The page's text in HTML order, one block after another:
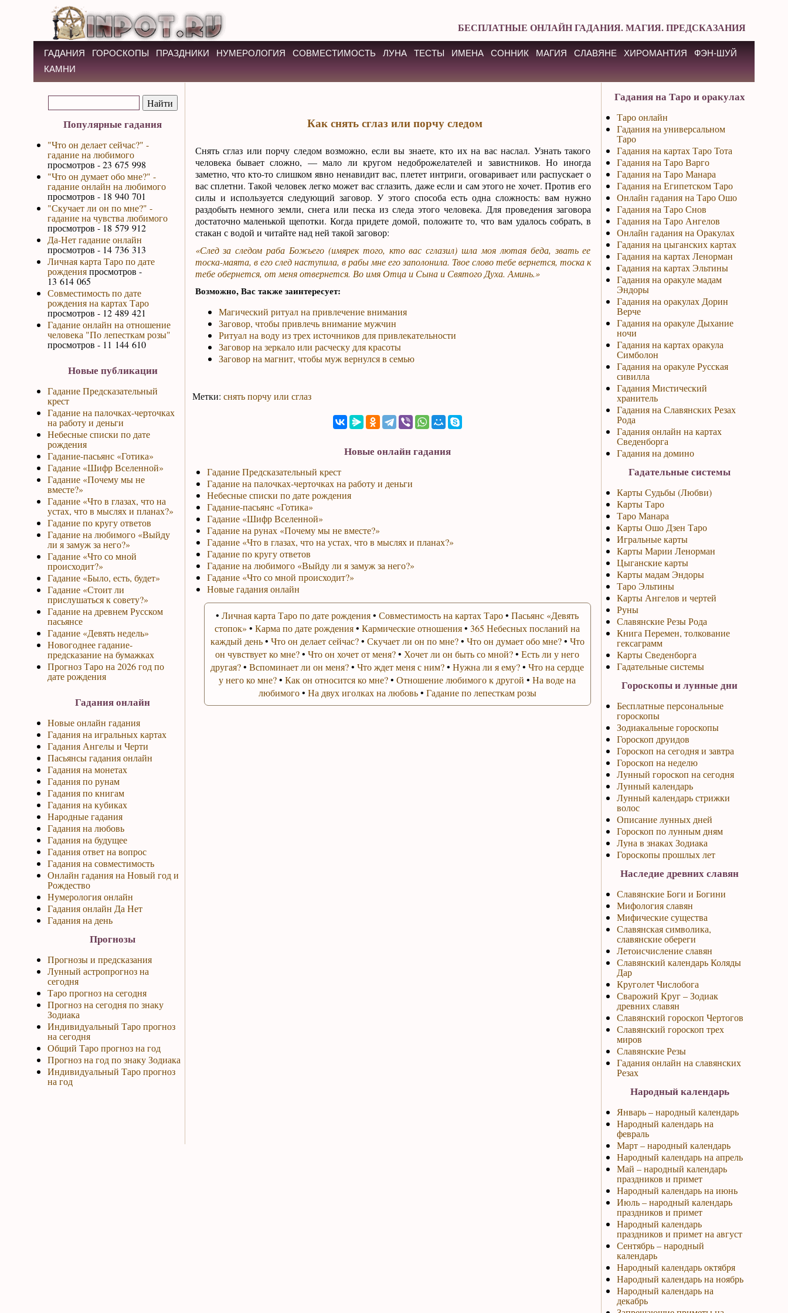
БЕСПЛАТНЫЕ ОНЛАЙН ГАДАНИЯ. МАГИЯ. ПРЕДСКАЗАНИЯ
ГАДАНИЯ ГОРОСКОПЫ ПРАЗДНИКИ НУМЕРОЛОГИЯ СОВМЕСТИМОСТЬ ЛУНА ТЕСТЫ ИМЕНА СОННИК МАГИЯ СЛАВЯНЕ ХИРОМАНТИЯ
ФЭН-ШУЙ
КАМНИ
Популярные гадания
"Что он делает сейчас?" -
гадание на любимого
просмотров - 23 675 998
"Что он думает обо мне?" -
гадание онлайн на любимого
просмотров - 18 940 701
"Скучает ли он по мне?" -
гадание на чувства любимого
просмотров - 18 579 912
Да-Нет гадание онлайн
просмотров - 14 736 313
Личная карта Таро по дате
рожденияпросмотров -
13 614 065
Совместимость по дате
рождения на картах Таро
просмотров - 12 489 421
Гадание онлайн на отношение
человека "По лепесткам розы"
просмотров - 11 144 610
Новые публикации
Гадание Предсказательный
крест
Гадание на палочках-черточках
на работу и деньги
Небесные списки по дате
рождения
Гадание-пасьянс «Готика»
Гадание «Шифр Вселенной»
Гадание «Почему мы не
вместе?»
Гадание «Что в глазах, что на
устах, что в мыслях и планах?»
Гадание по кругу ответов
Гадание на любимого «Выйду
ли я замуж за него?»
Гадание «Что со мной
происходит?»
Гадание «Было, есть, будет»
Гадание «Стоит ли
прислушаться к совету?»
Гадание на древнем Русском
пасьянсе
Гадание «Девять недель»
Новогоднее гадание-
предсказание на бумажках
Прогноз Таро на 2026 год по
дате рождения
Гадания онлайн
Новые онлайн гадания
Гадания на игральных картах
Гадания Ангелы и Черти
Пасьянсы гадания онлайн
Гадания на монетах
Гадания по рунам
Гадания по книгам
Гадания на кубиках
Народные гадания
Гадания на любовь
Гадания на будущее
Гадания ответ на вопрос
Гадания на совместимость
Онлайн гадания на Новый год и
Рождество
Нумерология онлайн
Гадания онлайн Да Нет
Гадания на день
Прогнозы
Прогнозы и предсказания
Лунный астропрогноз на
сегодня
Таро прогноз на сегодня
Прогноз на сегодня по знаку
Зодиака
Индивидуальный Таро прогноз
на сегодня
Общий Таро прогноз на год
Прогноз на год по знаку Зодиака
Индивидуальный Таро прогноз
на год
Как снять сглаз или порчу следом
Снять сглаз или порчу следом возможно, если вы знаете, кто их на вас наслал. Узнать такого
человека бывает сложно, — мало ли кругом недоброжелателей и завистников. Но иногда
заметно, что кто-то слишком явно ненавидит вас, плетет интриги, оговаривает или распускает о
вас сплетни. Такой человек легко может вас сглазить, даже если и сам этого не хочет. Против его
силы и используется следующий заговор. У этого способа есть одна сложность: вам нужно
раздобыть немного земли, снега или песка из следа этого человека. Для проведения заговора
достаточно маленькой щепотки. Когда придете домой, положите то, что вам удалось собрать, в
стакан с водой и читайте над ней такой заговор:
«След за следом раба Божьего (имярек того, кто вас сглазил) шла моя лютая беда, звать ее
тоска-маята, в его след наступила, в рабы мне его заполонила. Твое слово тебе вернется, тоска к
тебе обернется, от меня отвернется. Во имя Отца и Сына и Святого Духа. Аминь.»
Возможно, Вас также заинтересует:
Магический ритуал на привлечение внимания
Заговор, чтобы привлечь внимание мужчин
Ритуал на воду из трех источников для привлекательности
Заговор на зеркало или расческу для красоты
Заговор на магнит, чтобы муж вернулся в семью
Метки: снять порчу или сглаз
Новые онлайн гадания
Гадание Предсказательный крест
Гадание на палочках-черточках на работу и деньги
Небесные списки по дате рождения
Гадание-пасьянс «Готика»
Гадание «Шифр Вселенной»
Гадание на рунах «Почему мы не вместе?»
Гадание «Что в глазах, что на устах, что в мыслях и планах?»
Гадание по кругу ответов
Гадание на любимого «Выйду ли я замуж за него?»
Гадание «Что со мной происходит?»
Новые гадания онлайн
• Личная карта Таро по дате рождения• Совместимость на картах Таро• Пасьянс «Девять
стопок» • Карма по дате рождения• Кармические отношения• 365 Небесных посланий на
каждый день• Что он делает сейчас?• Скучает ли он по мне?• Что он думает обо мне?• Что
он чувствует ко мне?• Что он хочет от меня?• Хочет ли он быть со мной?• Есть ли у него
другая?• Вспоминает ли он меня?• Что ждет меня с ним?• Нужна ли я ему?• Что на сердце
у него ко мне?• Как он относится ко мне?• Отношение любимого к другой • На воде на
любимого• На двух иголках на любовь• Гадание по лепесткам розы
Гадания на Таро и оракулах
Таро онлайн
Гадания на универсальном
Таро
Гадания на картах Таро Тота
Гадания на Таро Варго
Гадания на Таро Манара
Гадания на Египетском Таро
Онлайн гадания на Таро Ошо
Гадания на Таро Снов
Гадания на Таро Ангелов
Онлайн гадания на Оракулах
Гадания на цыганских картах
Гадания на картах Ленорман
Гадания на картах Эльтины
Гадания на оракуле мадам
Эндоры
Гадания на оракулах Дорин
Верче
Гадания на оракуле Дыхание
ночи
Гадания на картах оракула
Симболон
Гадания на оракуле Русская
сивилла
Гадания Мистический
хранитель
Гадания на Славянских Резах
Рода
Гадания онлайн на картах
Сведенборга
Гадания на домино
Гадательные системы
Карты Судьбы (Любви)
Карты Таро
Таро Манара
Карты Ошо Дзен Таро
Игральные карты
Карты Марии Ленорман
Цыганские карты
Карты мадам Эндоры
Таро Эльтины
Карты Ангелов и чертей
Руны
Славянские Резы Рода
Книга Перемен, толкование
гексаграмм
Карты Сведенборга
Гадательные системы
Гороскопы и лунные дни
Бесплатные персональные
гороскопы
Зодиакальные гороскопы
Гороскоп друидов
Гороскоп на сегодня и завтра
Гороскоп на неделю
Лунный гороскоп на сегодня
Лунный календарь
Лунный календарь стрижки
волос
Описание лунных дней
Гороскоп по лунным дням
Луна в знаках Зодиака
Гороскопы прошлых лет
Наследие древних славян
Славянские Боги и Богини
Мифология славян
Мифические существа
Славянская символика,
славянские обереги
Летоисчисление славян
Славянский календарь Коляды
Дар
Круголет Числобога
Сварожий Круг – Зодиак
древних славян
Славянский гороскоп Чертогов
Славянский гороскоп трех
миров
Славянские Резы
Гадания онлайн на славянских
Резах
Народный календарь
Январь – народный календарь
Народный календарь на
февраль
Март – народный календарь
Народный календарь на апрель
Май – народный календарь
праздников и примет
Народный календарь на июнь
Июль – народный календарь
праздников и примет
Народный календарь
праздников и примет на август
Сентябрь – народный
календарь
Народный календарь октября
Народный календарь на ноябрь
Народный календарь на
декабрь